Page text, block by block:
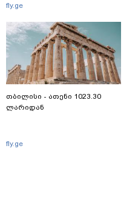
fly.ge
თბილისი - ათენი 1023.30
ლარიდან
fly.ge